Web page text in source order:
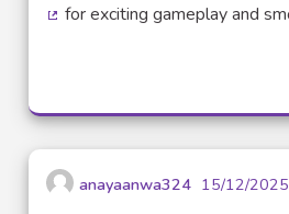
for exciting gameplay and
anayaanwa324 15/12/